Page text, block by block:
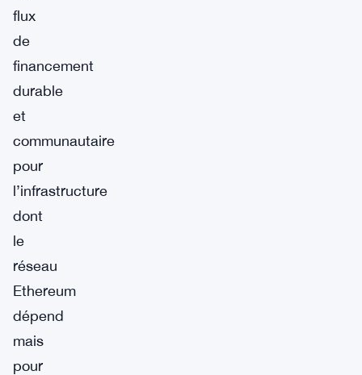
flux
de
financement
durable
et
communautaire
pour
l’infrastructure
dont
le
réseau
Ethereum
dépend
mais
pour